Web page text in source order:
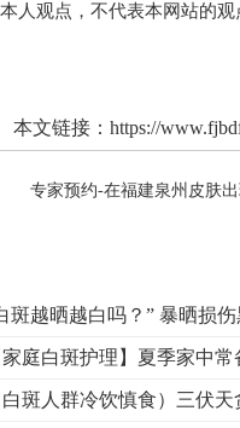
人观点，不代表本网站的
本文链接： https://
专家预约-在福建泉州皮肤
斑越晒越白吗？” 暴晒损
家庭白斑护理】夏季家中
白斑人群冷饮慎食）三伏